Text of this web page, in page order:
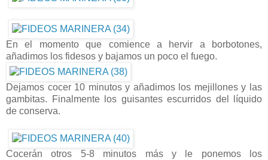
En el momento que comience a hervir a borbotones,
añadimos los fidesos y bajamos un poco el fuego.
Dejamos cocer 10 minutos y añadimos los mejillones y las
gambitas. Finalmente los guisantes escurridos del líquido
de conserva.
Cocerán otros 5-8 minutos más y le ponemos los